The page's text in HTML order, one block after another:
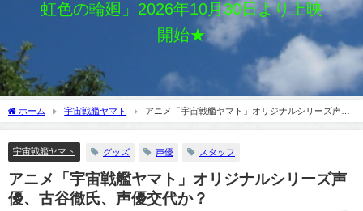
虹色の輪廻」2026年10月30日より上映
開始★
ホーム 宇宙戦艦ヤマト
アニメ「宇宙戦艦ヤマト」オリジナルシリーズ声
宇宙戦艦ヤマト グッズ 声優 スタッフ
アニメ「宇宙戦艦ヤマト」オリジナルシリーズ声
優、古谷徹氏、声優交代か？